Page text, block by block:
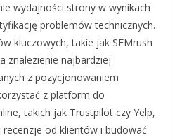
wydajności strony w wynikach
problemów technicznych.
kluczowych, takie jak SEMrush
znalezienie najbardziej
z pozycjonowaniem
z platform do
takich jak Trustpilot czy Yelp,
od klientów i budować